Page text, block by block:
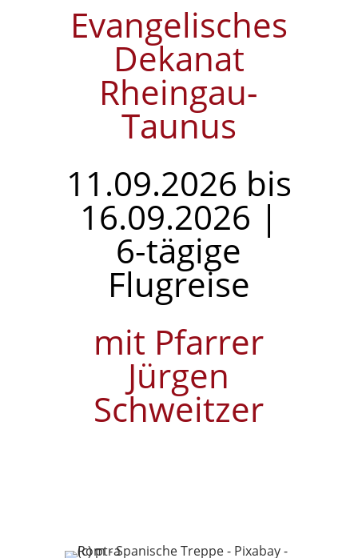
Evangelisches
Dekanat
Rheingau-
Taunus
11.09.2026 bis
16.09.2026 |
6-tägige
Flugreise
mit Pfarrer
Jürgen
Schweitzer